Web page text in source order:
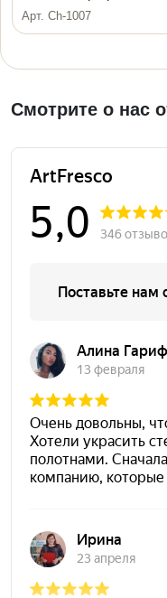
Арт. Ch-1007
Смотрите о нас